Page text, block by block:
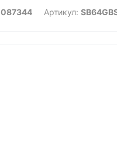
087344 Артикул: